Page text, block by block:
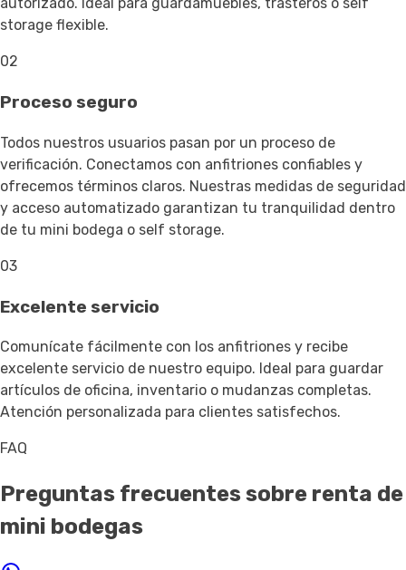
autorizado. Ideal para guardamuebles, trasteros o self
storage flexible.
02
Proceso seguro
Todos nuestros usuarios pasan por un proceso de
verificación. Conectamos con anfitriones confiables y
ofrecemos términos claros. Nuestras medidas de seguridad
y acceso automatizado garantizan tu tranquilidad dentro
de tu mini bodega o self storage.
03
Excelente servicio
Comunícate fácilmente con los anfitriones y recibe
excelente servicio de nuestro equipo. Ideal para guardar
artículos de oficina, inventario o mudanzas completas.
Atención personalizada para clientes satisfechos.
FAQ
Preguntas frecuentes sobre renta de
mini bodegas